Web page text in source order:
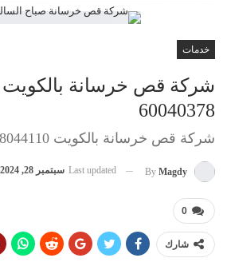
خدمات
60040378
شركة قص خرسانة بالكويت 98044110
By Magdy
Last updated سبتمبر 28, 2024
0
شارك